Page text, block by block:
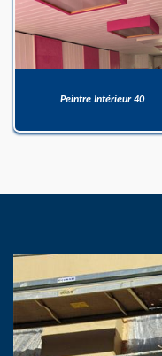
Peintre Intérieur 40